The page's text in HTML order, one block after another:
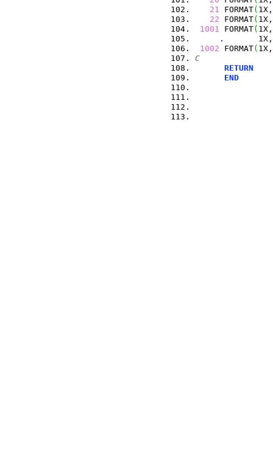
21
FORMAT( 1X,
22 FORMAT( 1X,
1001
FORMAT( 1X,
     .       1X,
1002 FORMAT( 1X,
C
RETURN
END